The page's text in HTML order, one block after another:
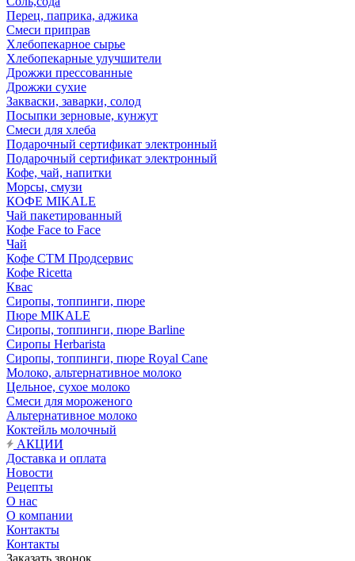
Перец, паприка, аджика
Смеси приправ
Хлебопекарное сырье
Хлебопекарные улучшители
Дрожжи прессованные
Дрожжи сухие
Закваски, заварки, солод
Посыпки зерновые, кунжут
Смеси для хлеба
Подарочный сертификат электронный
Подарочный сертификат электронный
Кофе, чай, напитки
Морсы, смузи
КОФЕ MIKALE
Чай пакетированный
Кофе Face to Face
Чай
Кофе СТМ Продсервис
Кофе Ricetta
Квас
Сиропы, топпинги, пюре
Пюре MIKALE
Сиропы, топпинги, пюре Barline
Сиропы Herbarista
Сиропы, топпинги, пюре Royal Cane
Молоко, альтернативное молоко
Цельное, сухое молоко
Смеси для мороженого
Альтернативное молоко
Коктейль молочный
АКЦИИ
Доставка и оплата
Новости
Рецепты
О нас
О компании
Контакты
Контакты
Заказать звонок